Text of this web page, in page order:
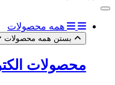
همه محصولات
بستن همه محصولات
محصولات